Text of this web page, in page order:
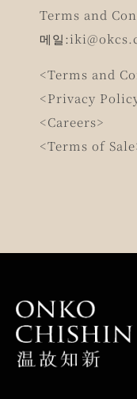
Terms and
메일:
<Terms and
<Privacy
<Careers>
<Terms of